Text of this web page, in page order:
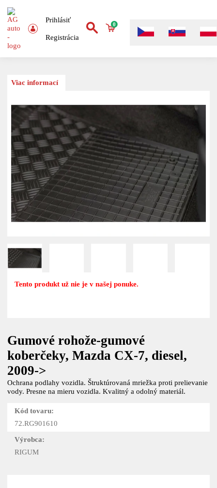
Prihlásiť
Registrácia
0
Viac informací
Gumové rohože-gumové
koberčeky, Mazda CX-7, diesel,
2009->
Ochrana podlahy vozidla. Štruktúrovaná mriežka proti prelievanie
vody. Presne na mieru vozidla. Kvalitný a odolný materiál.
Kód tovaru:
72.RG901610
Výrobca:
RIGUM
Tento produkt už nie je v našej ponuke.